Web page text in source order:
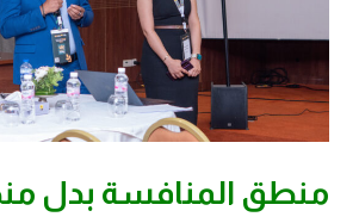
منطق المنافسة بدل